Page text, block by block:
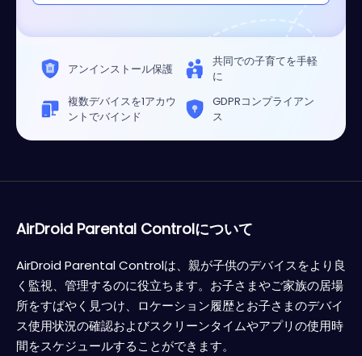
アンインストール保護
共同での子育てを手軽
に
複数デバイスを1アカウ
ントでバインド
GDPRコンプライアン
ス
AirDroid Parental Controlについて
AirDroid Parental Controlは、親が子供のデバイスをより良
く監視、管理するのに役立ちます。お子さまやご家族の居場
所をすばやく見つけ、ロケーション履歴とお子さまのデバイ
ス使用状況の確認およびスクリーンタイムやアプリの使用時
間をスケジュールすることができます。